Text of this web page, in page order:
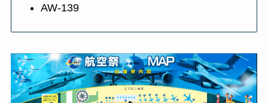
AW-139